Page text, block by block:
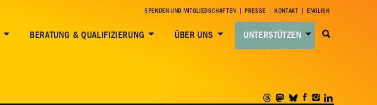
SPENDEN UND MITGLIEDSCHAFTEN PRESSE KONTAKT ENGLISH
BERATUNG & QUALIFIZIERUNG ÜBER UNS UNTERSTÜTZEN